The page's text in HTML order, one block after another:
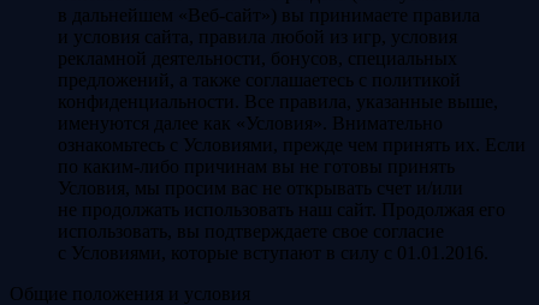
в дальнейшем «Веб-сайт») вы принимаете правила
и условия сайта, правила любой из игр, условия
рекламной деятельности, бонусов, специальных
предложений, а также соглашаетесь с политикой
конфиденциальности. Все правила, указанные выше,
именуются далее как «Условия». Внимательно
ознакомьтесь с Условиями, прежде чем принять их. Если
по каким-либо причинам вы не готовы принять
Условия, мы просим вас не открывать счет и/или
не продолжать использовать наш сайт. Продолжая его
использовать, вы подтверждаете свое согласие
с Условиями, которые вступают в силу с 01.01.2016.
Общие положения и условия